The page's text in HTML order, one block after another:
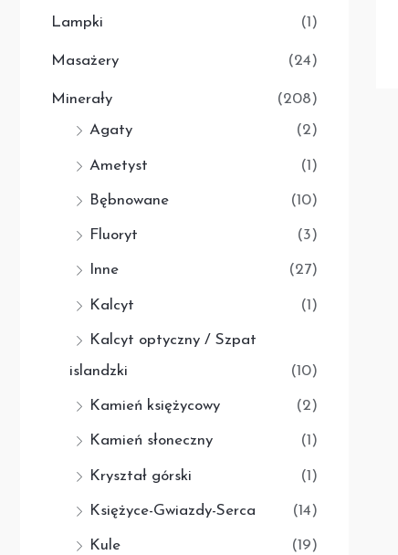
Lampki (1)
Masażery (24)
Minerały
(208)
Agaty
(2)
Ametyst (1)
Bębnowane (10)
Fluoryt (3)
Inne (27)
Kalcyt (1)
Kalcyt optyczny / Szpat
islandzki
(10)
Kamień księżycowy (2)
Kamień słoneczny (1)
Kryształ górski (1)
Księżyce-Gwiazdy-Serca (14)
Kule (19)